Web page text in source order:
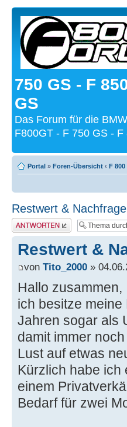
750 GS - F
GS
Das Forum für die
F800GT - F 750 GS -
Portal » Foren-Übersicht ‹ F
Restwert &
Antwort schreiben
Restwert &
von Tito_2000 »
Hallo zusammen,
ich besitze
Jahren sogar als
damit immer
Lust auf etwas
Kürzlich habe ich
einem
Bedarf für zwei